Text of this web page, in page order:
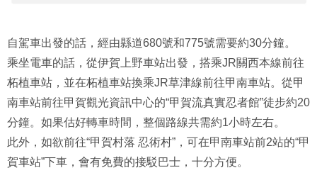
自駕車出發的話，經由縣道680號和775號需要約30分鐘。
乘坐電車的話，從伊賀上野車站出發，搭乘JR關西本線前往
柘植車站，並在柘植車站換乘JR草津線前往甲南車站。從甲
南車站前往甲賀觀光資訊中心的“甲賀流真實忍者館”徒步約20
分鐘。如果估好轉車時間，整個路線共需約1小時左右。
此外，如欲前往“甲賀村落 忍術村”，可在甲南車站前2站的“甲
賀車站”下車，會有免費的接駁巴士，十分方便。